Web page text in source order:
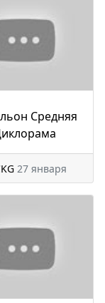
Средняя
27 января